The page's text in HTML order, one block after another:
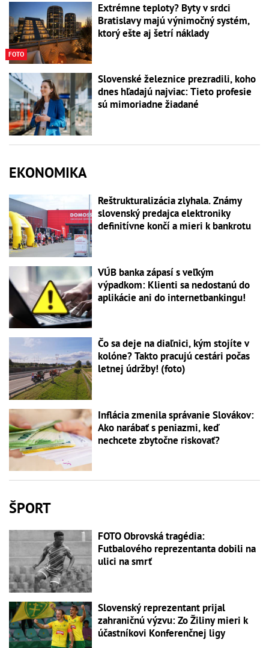
FOTO
Extrémne teploty? Byty v srdci
Bratislavy majú výnimočný systém,
ktorý ešte aj šetrí náklady
Slovenské železnice prezradili, koho
dnes hľadajú najviac: Tieto profesie
sú mimoriadne žiadané
EKONOMIKA
Reštrukturalizácia zlyhala. Známy
slovenský predajca elektroniky
definitívne končí a mieri k bankrotu
VÚB banka zápasí s veľkým
výpadkom: Klienti sa nedostanú do
aplikácie ani do internetbankingu!
Čo sa deje na diaľnici, kým stojíte v
kolóne? Takto pracujú cestári počas
letnej údržby! (foto)
Inflácia zmenila správanie Slovákov:
Ako narábať s peniazmi, keď
nechcete zbytočne riskovať?
ŠPORT
FOTO Obrovská tragédia:
Futbalového reprezentanta dobili na
ulici na smrť
Slovenský reprezentant prijal
zahraničnú výzvu: Zo Žiliny mieri k
účastníkovi Konferenčnej ligy